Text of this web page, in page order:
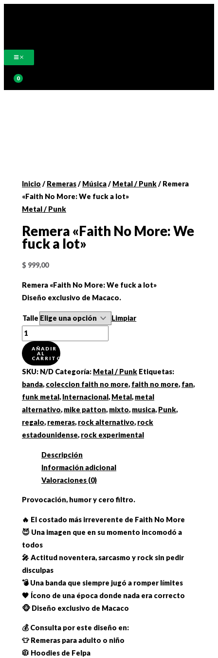
Inicio / Remeras/ Música/ Metal / Punk/ Remera
«Faith No More: We fuck a lot»
Metal / Punk
Remera «Faith No More: We
fuck a lot»
$ 999,00
Remera «Faith No More: We fuck a lot»
Diseño exclusivo de Macaco.
Talle
Limpiar
Remera
"Faith
No
More:
We
fuck
a
lot"
cantidad
AÑADIR
AL
CARRITO
SKU: N/D Categoría: Metal / Punk Etiquetas:
banda, coleccion faith no more, faith no more, fan,
funk metal, Internacional, Metal, metal
alternativo, mike patton, mixto, musica, Punk,
regalo, remeras, rock alternativo, rock
estadounidense, rock experimental
Descripción
Información adicional
Valoraciones (0)
Provocación, humor y cero filtro.
🔥 El costado más irreverente de Faith No More
😈 Una imagen que en su momento incomodó a
todos
🎤 Actitud noventera, sarcasmo y rock sin pedir
disculpas
💣 Una banda que siempre jugó a romper límites
🖤 Ícono de una época donde nada era correcto
🐵 Diseño exclusivo de Macaco
💰 Consulta por este diseño en:
👕 Remeras para adulto o niño
🧥 Hoodies de Felpa